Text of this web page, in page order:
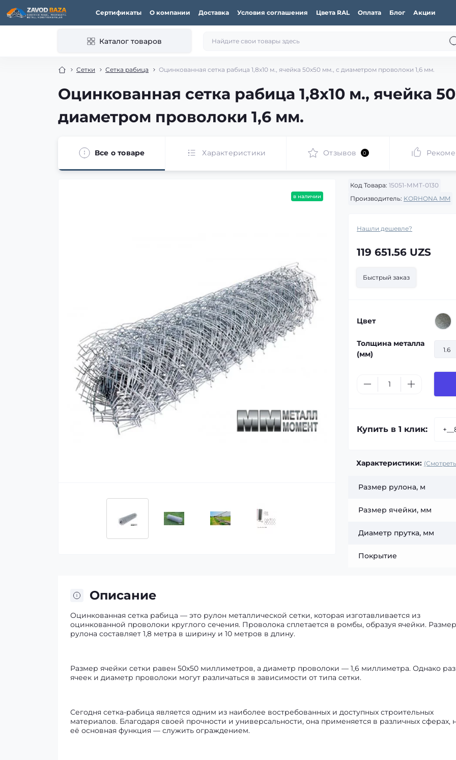
Сертификаты О компании Доставка Условия соглашения Цвета RAL Оплата Блог Акции
Каталог товаров
Сетки Сетка рабица Оцинкованная сетка рабица 1,8x10 м., ячейка 50x50 мм., с диаметром проволоки 1,6 мм.
Оцинкованная сетка рабица 1,8x10 м., ячейка
диаметром проволоки 1,6 мм.
Все о товаре Характеристики Отзывов 0
в наличии
Код Товара: 15051-ММТ-0130
Производитель: KORHONA MM
Нашли дешевле?
119 651.56 UZS
Быстрый заказ
Цвет
Толщина металла
(мм)
1.6
Купить в 1 клик:
Характеристики:
Размер рулона, м
Размер ячейки, мм
Диаметр прутка, мм
Покрытие
Описание
Оцинкованная сетка рабица — это рулон металлической сетки, которая изготавливается из
оцинкованной проволоки круглого сечения. Проволока сплетается в ромбы, образуя ячейки. Размер
рулона составляет 1,8 метра в ширину и 10 метров в длину.
Размер ячейки сетки равен 50х50 миллиметров, а диаметр проволоки — 1,6 миллиметра. Однако
ячеек и диаметр проволоки могут различаться в зависимости от типа сетки.
Сегодня сетка-рабица является одним из наиболее востребованных и доступных строительных
материалов. Благодаря своей прочности и универсальности, она применяется в различных сферах,
её основная функция — служить ограждением.